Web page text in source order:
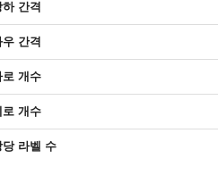
하 간격
우 간격
로 개수
로 개수
당 라벨 수